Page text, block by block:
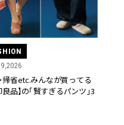
帰省etc.みんなが買ってる
良品】の「賢すぎるパンツ」3